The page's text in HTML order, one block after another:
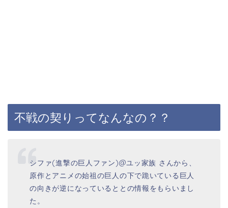
不戦の契りってなんなの？？
シファ(進撃の巨人ファン)@ユッ家族 さんから、
原作とアニメの始祖の巨人の下で跪いている巨人
の向きが逆になっているととの情報をもらいまし
た。